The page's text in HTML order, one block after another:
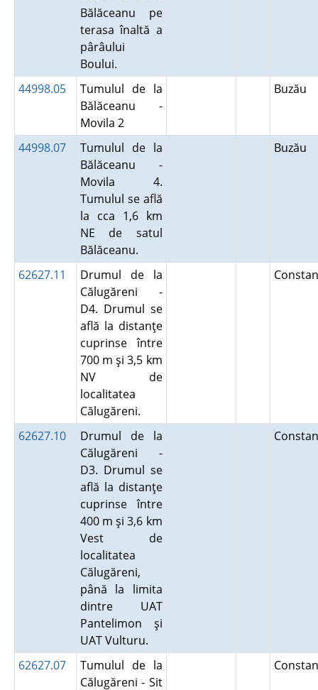
Bălăceanu pe
terasa înaltă a
pârâului
Boului.
44998.05
Tumulul de la
Bălăceanu -
Movila 2
Buzău
44998.07
Tumulul de la
Bălăceanu -
Movila 4.
Tumulul se află
la cca 1,6 km
NE de satul
Bălăceanu.
Buzău
62627.11
Drumul de la
Călugăreni -
D4. Drumul se
află la distanţe
cuprinse între
700 m şi 3,5 km
NV de
localitatea
Călugăreni.
62627.10
Drumul de la
Călugăreni -
D3. Drumul se
află la distanţe
cuprinse între
400 m şi 3,6 km
Vest de
localitatea
Călugăreni,
până la limita
dintre UAT
Pantelimon şi
UAT Vulturu.
62627.07
Tumulul de la
Călugăreni - Sit